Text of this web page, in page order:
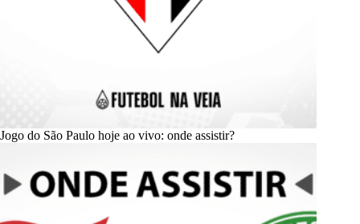
Jogo do São Paulo hoje ao vivo: onde assistir?